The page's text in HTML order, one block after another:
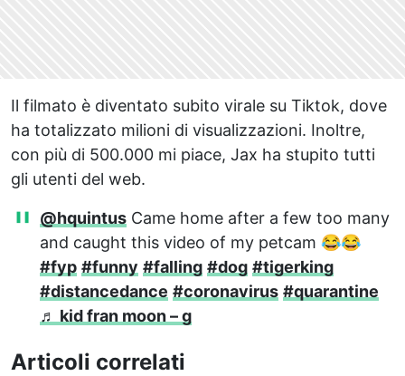
Il filmato è diventato subito virale su Tiktok, dove
ha totalizzato milioni di visualizzazioni. Inoltre,
con più di 500.000 mi piace, Jax ha stupito tutti
gli utenti del web.
@hquintus Came home after a few too many
and caught this video of my petcam 😂😂
#fyp #funny #falling #dog #tigerking
#distancedance #coronavirus #quarantine
♬ kid fran moon – g
Articoli correlati